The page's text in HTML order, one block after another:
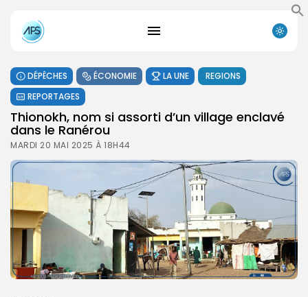
DÉPÊCHES ÉCONOMIE LA UNE
REGIONS
REPORTAGES
Thionokh, nom si assorti d’un village enclavé
dans le Ranérou
MARDI 20 MAI 2025 À 18H44